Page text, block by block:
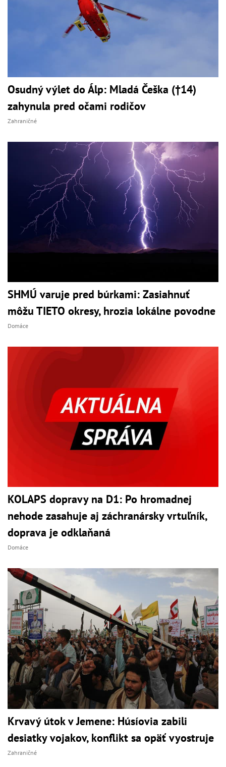
Osudný výlet do Álp: Mladá Češka (†14)
zahynula pred očami rodičov
Zahraničné
SHMÚ varuje pred búrkami: Zasiahnuť
môžu TIETO okresy, hrozia lokálne povodne
Domáce
KOLAPS dopravy na D1: Po hromadnej
nehode zasahuje aj záchranársky vrtuľník,
doprava je odklaňaná
Domáce
Krvavý útok v Jemene: Húsíovia zabili
desiatky vojakov, konflikt sa opäť vyostruje
Zahraničné